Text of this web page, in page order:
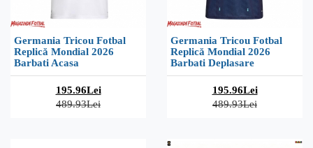
Germania Tricou Fotbal
Replică Mondial 2026
Barbati Acasa
195.96Lei
489.93Lei
Germania Tricou Fotbal
Replică Mondial 2026
Barbati Deplasare
195.96Lei
489.93Lei